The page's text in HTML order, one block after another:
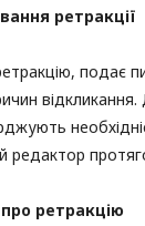
ретракції
подає
редактор
ретракцію